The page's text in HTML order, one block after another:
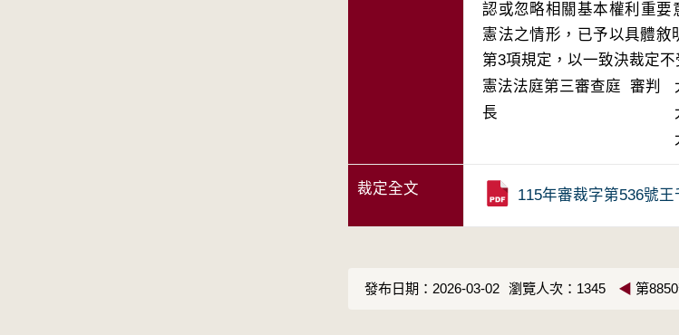
認或忽略相關基本權利重
憲法之情形，已予以具體
第3項規定，以一致決裁定不
憲法法庭第三審查庭 審判
長
裁定全文 115年審裁字第536號
發布日期：2026-03-02 瀏覽人次：1345 ◀ 第